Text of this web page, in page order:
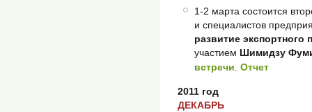
1-2 марта состоится
и специалистов
развитие экспортного
участием Шимидзу
встречи Отчет
2011 год
ДЕКАБРЬ